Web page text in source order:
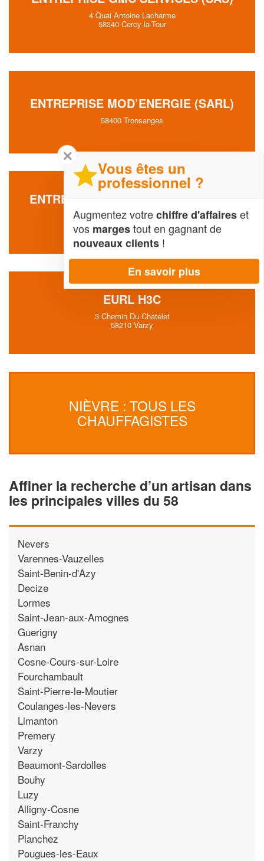
4 Quai Antoine Lacharme
58340 Cercy-la-Tour
ENTREPRISE MOD’ENERGIE (SARL)
58400 Tronsanges
ENTREPRISE KORRINGA STEFANUS
10 Chemin Du Fou De Verdun
58230 Lavault-de-Fretoy
EURL H3C
3 Chemin Du Chatelet
58210 Varzy
NIÈVRE : TOUS LES
CHAUFFAGISTES
Affiner la recherche d’un artisan dans
les principales villes du 58
Nevers
Varennes-Vauzelles
Saint-Benin-d'Azy
Decize
Lormes
Saint-Jean-aux-Amognes
Guerigny
Asnan
Cosne-Cours-sur-Loire
Fourchambault
Saint-Pierre-le-Moutier
Coulanges-les-Nevers
Limanton
Premery
Varzy
Beaumont-Sardolles
Bouhy
Luzy
Alligny-Cosne
Saint-Franchy
Planchez
Pougues-les-Eaux
✕
Vous êtes un
professionnel ?
Augmentez votrechiffre d'affaireset
vos margestout en gagnant de
nouveaux clients !
En savoir plus